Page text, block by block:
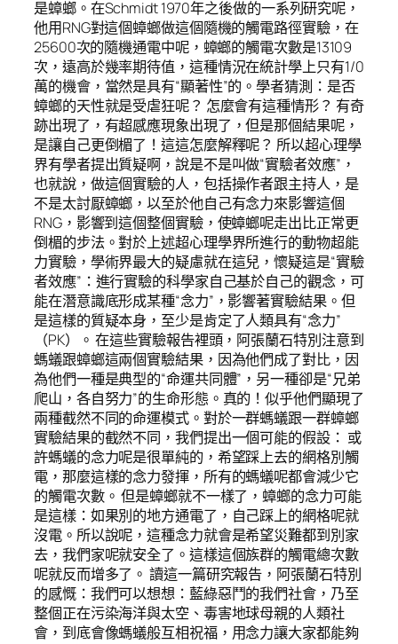
是蟑螂。在Schmidt 1970年之後做的一系列研究呢，
他用RNG對這個蟑螂做這個隨機的觸電路徑實驗，在
25600次的隨機通電中呢，蟑螂的觸電次數是13109
次，遠高於幾率期待值，這種情況在統計學上只有1/0
萬的機會，當然是具有“顯著性”的。學者猜測：是否
蟑螂的天性就是受虐狂呢？ 怎麼會有這種情形？ 有奇
跡出現了，有超感應現象出現了，但是那個結果呢，
是讓自己更倒楣了！這這怎麼解釋呢？ 所以超心理學
界有學者提出質疑啊，說是不是叫做“實驗者效應”，
也就說，做這個實驗的人，包括操作者跟主持人，是
不是太討厭蟑螂，以至於他自己有念力來影響這個
RNG，影響到這個整個實驗，使蟑螂呢走出比正常更
倒楣的步法。對於上述超心理學界所進行的動物超能
力實驗，學術界最大的疑慮就在這兒，懷疑這是“實驗
者效應”：進行實驗的科學家自己基於自己的觀念，可
能在潛意識底形成某種“念力”，影響著實驗結果。但
是這樣的質疑本身，至少是肯定了人類具有“念力”
（PK）。 在這些實驗報告裡頭，阿張蘭石特別注意到
螞蟻跟蟑螂這兩個實驗結果，因為他們成了對比，因
為他們一種是典型的“命運共同體”，另一種卻是“兄弟
爬山，各自努力”的生命形態。真的！似乎他們顯現了
兩種截然不同的命運模式。對於一群螞蟻跟一群蟑螂
實驗結果的截然不同，我們提出一個可能的假設： 或
許螞蟻的念力呢是很單純的，希望踩上去的網格別觸
電，那麼這樣的念力發揮，所有的螞蟻呢都會減少它
的觸電次數。 但是蟑螂就不一樣了，蟑螂的念力可能
是這樣：如果別的地方通電了，自己踩上的網格呢就
沒電。所以說呢，這種念力就會是希望災難都到別家
去，我們家呢就安全了。這樣這個族群的觸電總次數
呢就反而增多了。 讀這一篇研究報告，阿張蘭石特別
的感慨：我們可以想想：藍綠惡鬥的我們社會，乃至
整個正在污染海洋與太空、毒害地球母親的人類社
會，到底會像螞蟻般互相祝福，用念力讓大家都能夠